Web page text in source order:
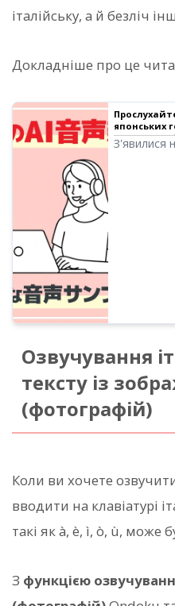
італійську, а й безліч
Докладніше про це
японських
Підтримка
Програма
З'явилися
Озвучування
тексту із
(фотографій)
Коли ви хочете
вводити на клавіатурі
такі як à, è, ì, ò, ù, може
З функцією